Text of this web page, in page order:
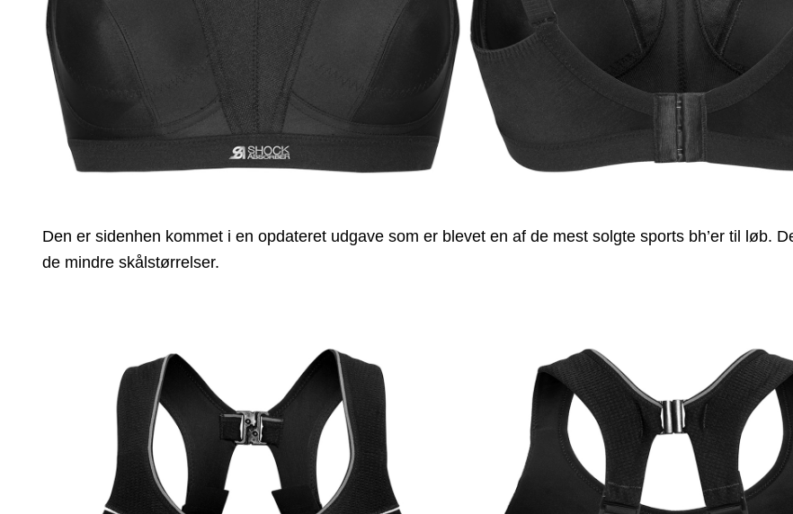
Den er sidenhen kommet i en opdateret udgave som er blevet en af de mest solgte sports bh’er til løb.
de mindre skålstørrelser.